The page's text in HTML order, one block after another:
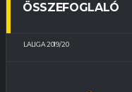
ÖSSZEFOGLALÓ
LALIGA 2019/20